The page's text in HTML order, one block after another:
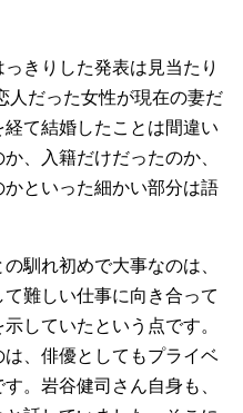
きりした発表は見当たり
人だった女性が現在の妻だ
て結婚したことは間違い
、入籍だけだったのか、
といった細かい部分は語
馴れ初めで大事なのは、
難しい仕事に向き合って
していたという点です。
、俳優としてもプライベ
。岩谷健司さん自身も、